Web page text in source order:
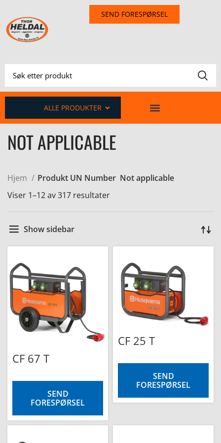
SEND FORESPØRSEL
ALLE PRODUKTER
NOT APPLICABLE
Hjem Produkt UN Number Not applicable
Viser 1–12 av 317 resultater
Show sidebar
CF 67 T
SEND
FORESPØRSEL
CF 25 T
SEND
FORESPØRSEL